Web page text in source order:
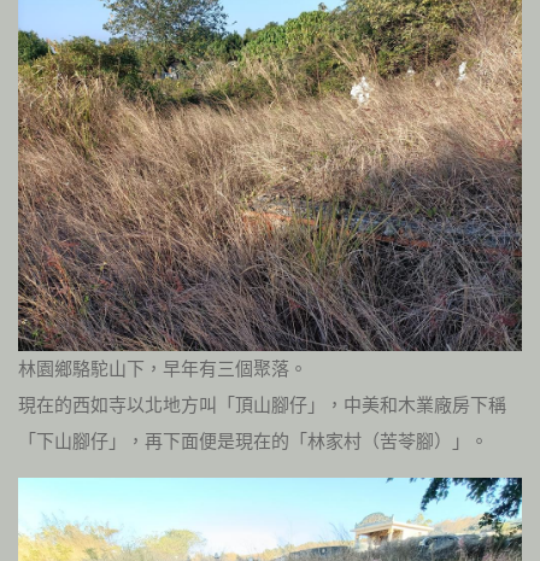
林園鄉駱駝山下，早年有三個聚落。
現在的西如寺以北地方叫「頂山腳仔」，中美和木業廠房下稱
「下山腳仔」，再下面便是現在的「林家村（苦苓腳）」。